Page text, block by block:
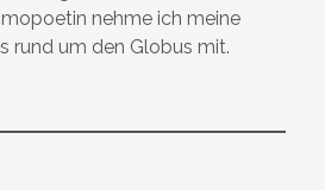
nehme ich meine
rund um den Globus mit.